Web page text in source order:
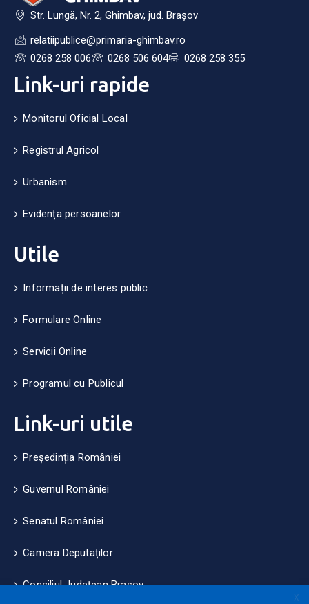
Str. Lungă, Nr. 2, Ghimbav, jud. Brașov
relatiipublice@primaria-ghimbav.ro
0268 258 006
0268 506 604 0268 258 355
Link-uri rapide
Monitorul Oficial Local
Registrul Agricol
Urbanism
Evidența persoanelor
Utile
Informații de interes public
Formulare Online
Servicii Online
Programul cu Publicul
Link-uri utile
Președinția României
Guvernul României
Senatul României
Camera Deputaților
Consiliul Județean Brașov
X